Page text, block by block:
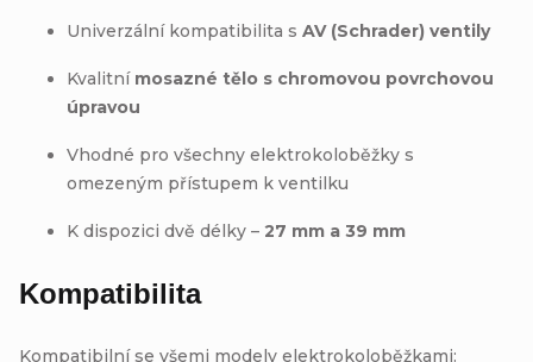
Univerzální kompatibilita s AV (Schrader) ventily
Kvalitní mosazné tělo s chromovou povrchovou
úpravou
Vhodné pro všechny elektrokoloběžky s
omezeným přístupem k ventilku
K dispozici dvě délky – 27 mm a 39 mm
Kompatibilita
Kompatibilní se všemi modely elektrokoloběžkami: